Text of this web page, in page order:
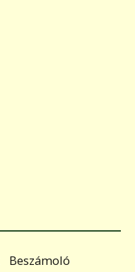
Beszámoló